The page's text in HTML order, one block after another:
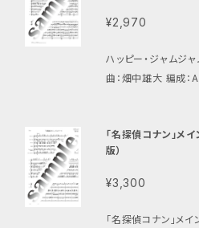
¥2,970
ハッピー・ジャムジ
曲：畑中雄大 編成
「名探偵コナン」メ
版）
¥3,300
「名探偵コナン」メ